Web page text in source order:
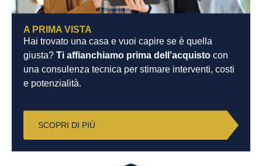
A PRIMA VISTA
Hai trovato una casa e vuoi capire se è quella
giusta? Ti affianchiamo prima dell’acquisto con
una consulenza tecnica per stimare interventi, costi
e potenzialità.
SCOPRI DI PIÙ